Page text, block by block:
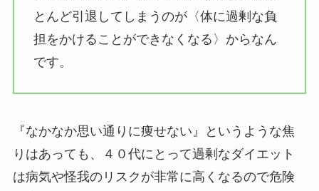
とんど引退してしまうのが〈体に過剰な負
担をかけることができなくなる〉からなん
です。
『なかなか思い通りに痩せない』というような焦
りはあっても、４０代にとって過剰なダイエット
は病気や怪我のリスクが非常に高くなるので危険